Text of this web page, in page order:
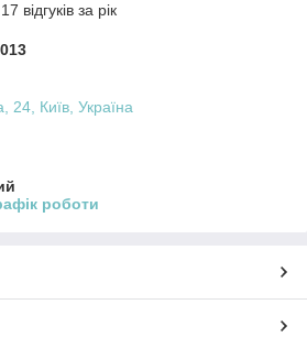
відгуків за рік
24, Київ, Україна
роботи